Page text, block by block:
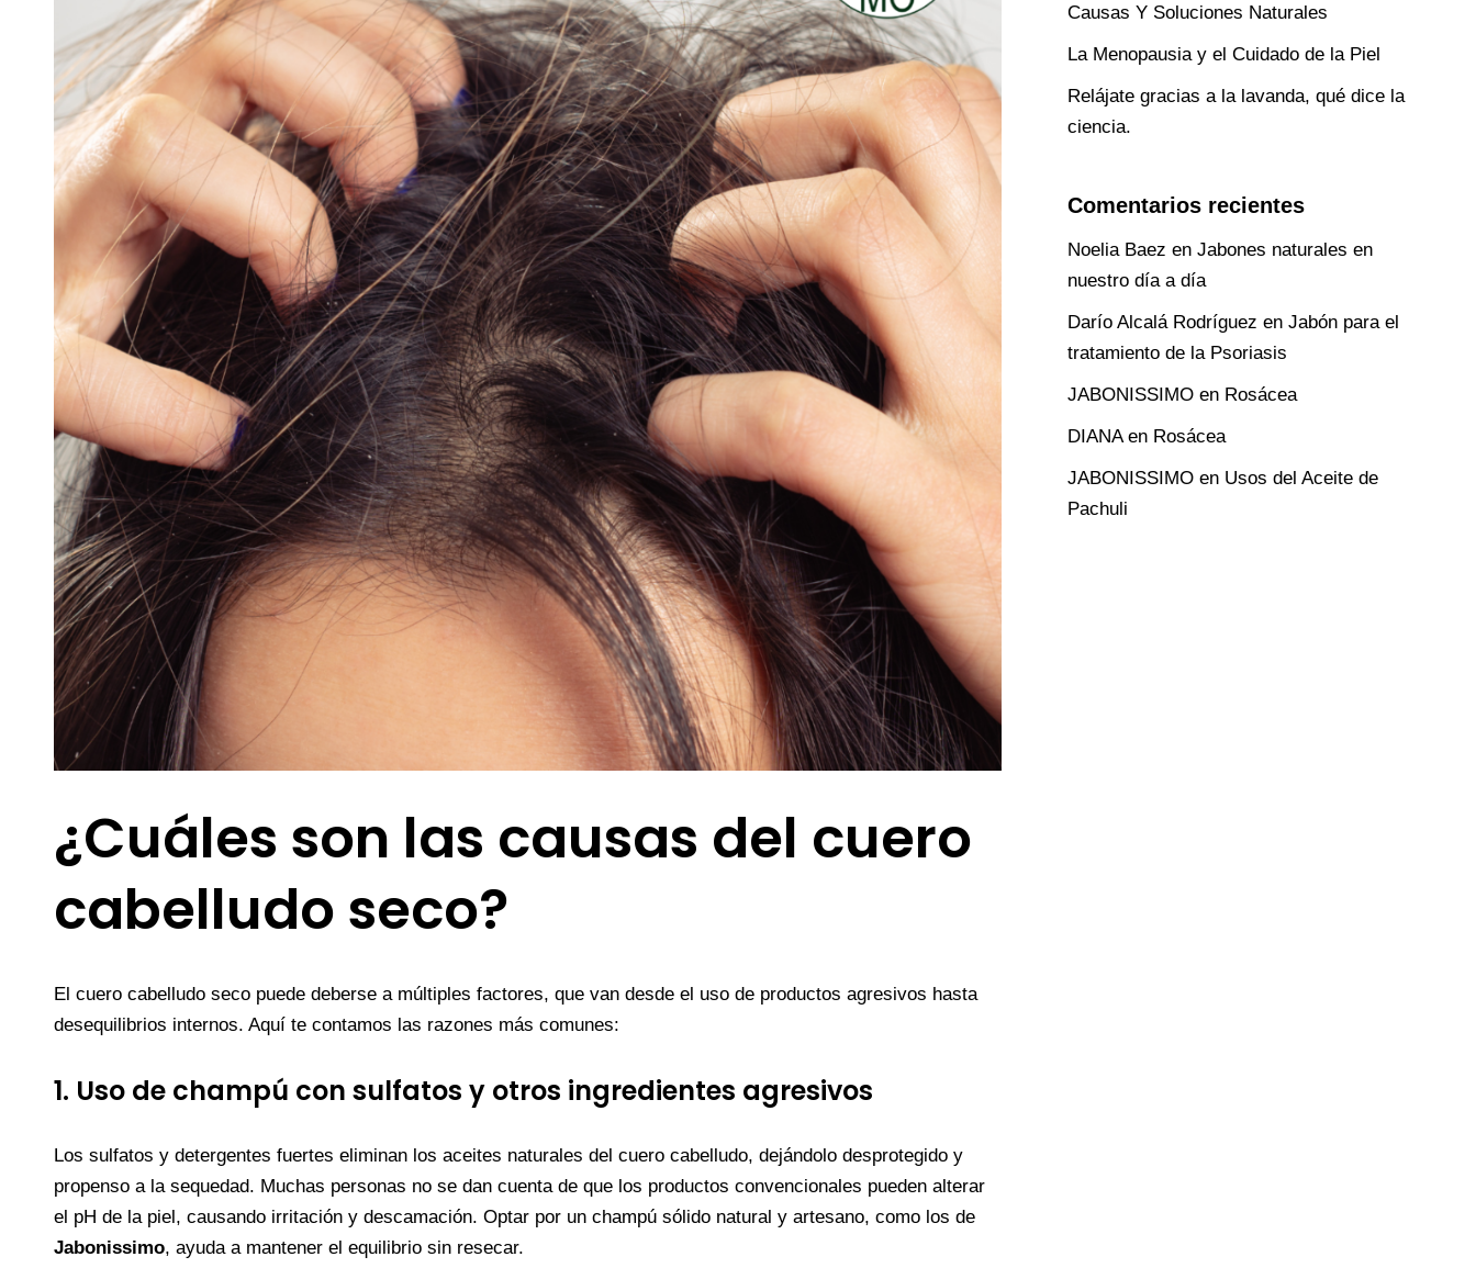
¿Cuáles son las causas del cuero
cabelludo seco?
El cuero cabelludo seco puede deberse a múltiples factores, que van desde el uso de productos agresivos hasta
desequilibrios internos. Aquí te contamos las razones más comunes:
1. Uso de champú con sulfatos y otros ingredientes agresivos
Los sulfatos y detergentes fuertes eliminan los aceites naturales del cuero cabelludo, dejándolo desprotegido y
propenso a la sequedad. Muchas personas no se dan cuenta de que los productos convencionales pueden alterar
el pH de la piel, causando irritación y descamación. Optar por un champú sólido natural y artesano, como los de
Jabonissimo, ayuda a mantener el equilibrio sin resecar.
Causas Y Soluciones Naturales
La Menopausia y el Cuidado de la Piel
Relájate gracias a la lavanda, qué dice la
ciencia.
Comentarios recientes
Noelia Baez enJabones naturales en
nuestro día a día
Darío Alcalá Rodríguez enJabón para el
tratamiento de la Psoriasis
JABONISSIMO en Rosácea
DIANAen Rosácea
JABONISSIMO en Usos del Aceite de
Pachuli